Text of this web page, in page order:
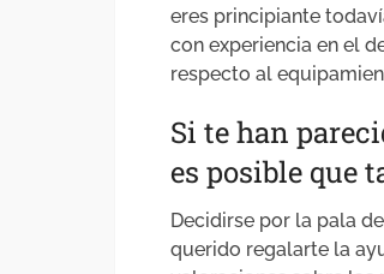
eres principiante
con experiencia en el
respecto al
Si te han
es posible que
Decidirse por la pala
querido regalarte la